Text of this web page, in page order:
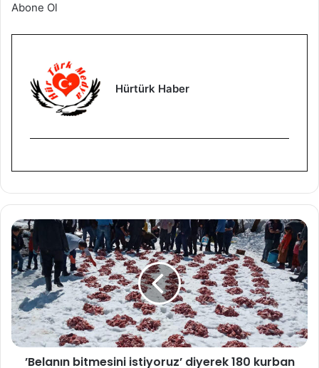
Abone Ol
Hürtürk Haber
’
B
e
l
a
n
ı
n
b
’Belanın bitmesini istiyoruz’ diyerek 180 kurban